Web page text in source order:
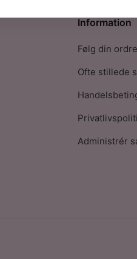
Information
Følg din ordre
Ofte stillede
Administrér